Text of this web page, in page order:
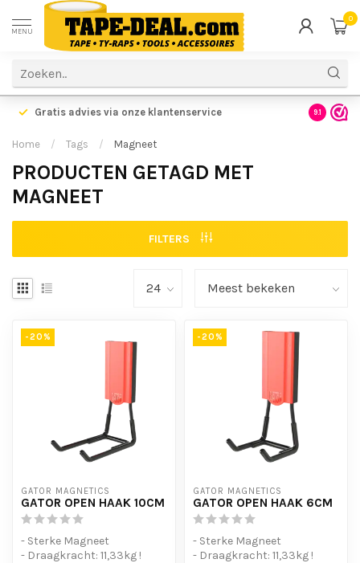
MENU
0
Gratis advies via onze klantenservice 9.1
Home / Tags / Magneet
PRODUCTEN GETAGD MET
MAGNEET
FILTERS
-20%
GATOR MAGNETICS
GATOR OPEN HAAK 10CM
- Sterke Magneet
- Draagkracht: 11,33kg !
-20%
GATOR MAGNETICS
GATOR OPEN HAAK 6CM
- Sterke Magneet
- Draagkracht: 11,33kg !